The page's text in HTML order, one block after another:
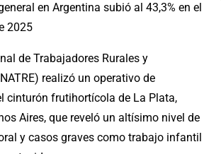
en Argentina subió al 43,3% en el
2025
de Trabajadores Rurales y
realizó un operativo de
cinturón frutihortícola de La Plata,
Aires, que reveló un altísimo nivel de
y casos graves como trabajo infantil